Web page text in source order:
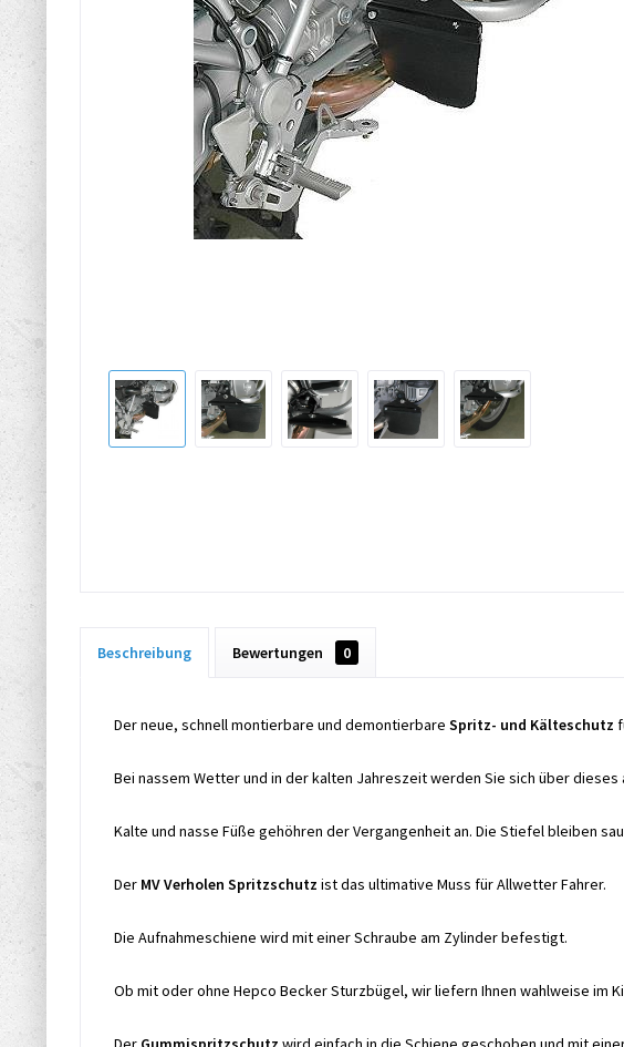
Beschreibung Bewertungen 0
Der neue, schnell montierbare und demontierbare Spritz- und Kälteschutz
Bei nassem Wetter und in der kalten Jahreszeit werden Sie sich über
Kalte und nasse Füße gehöhren der Vergangenheit an. Die Stiefel bleiben
Der MV Verholen Spritzschutz ist das ultimative Muss für Allwetter Fahrer.
Die Aufnahmeschiene wird mit einer Schraube am Zylinder befestigt.
Ob mit oder ohne Hepco Becker Sturzbügel, wir liefern Ihnen wahlweise im